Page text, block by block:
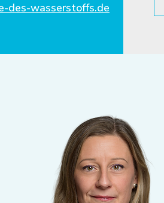
des-wasserstoffs.de